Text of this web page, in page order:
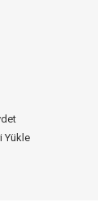
Yükle